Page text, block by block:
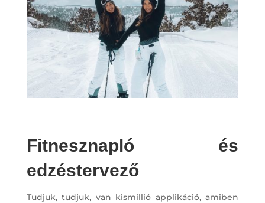
Fitnesznapló és
edzéstervező
Tudjuk, tudjuk, van kismillió applikáció, amiben